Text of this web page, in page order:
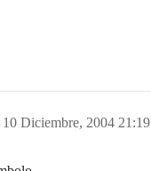
10 Diciembre, 2004 21:19